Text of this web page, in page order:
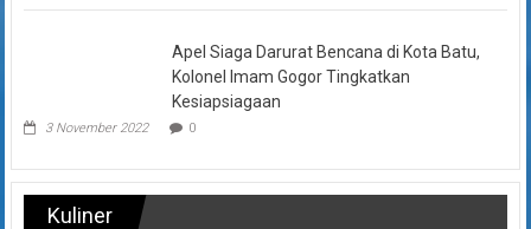
Apel Siaga Darurat Bencana di Kota Batu,
Kolonel Imam Gogor Tingkatkan
Kesiapsiagaan
3 November 2022 0
Kuliner